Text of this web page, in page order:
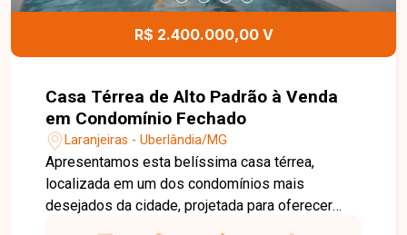
R$ 2.400.000,00 V
Casa Térrea de Alto Padrão à Venda
em Condomínio Fechado
Laranjeiras - Uberlândia/MG
Apresentamos esta belíssima casa térrea,
localizada em um dos condomínios mais
desejados da cidade, projetada para oferecer